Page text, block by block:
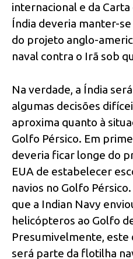
internacional e da Carta
Índia deveria manter-
do projeto anglo-
naval contra o Irã sob
Na verdade, a Índia
algumas decisões
aproxima quanto à
Golfo Pérsico. Em
deveria ficar longe do
EUA de estabelecer
navios no Golfo
que a Indian Navy
helicópteros ao Golfo
Presumivelmente, este
será parte da flotilha